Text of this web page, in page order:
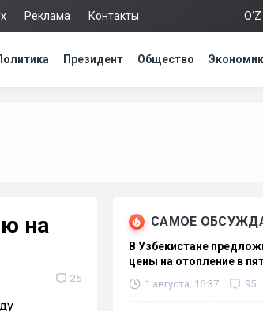
Реклама Контакты O‘Z
Президент Общество
на
25
САМОЕ
В Узбекистане
цены на отопление в
1 августа, 16:37 95